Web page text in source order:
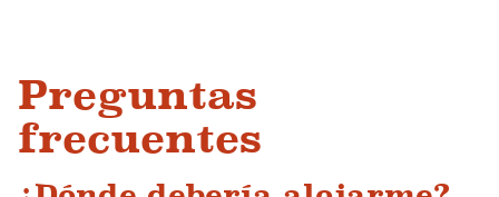
Preguntas
frecuentes